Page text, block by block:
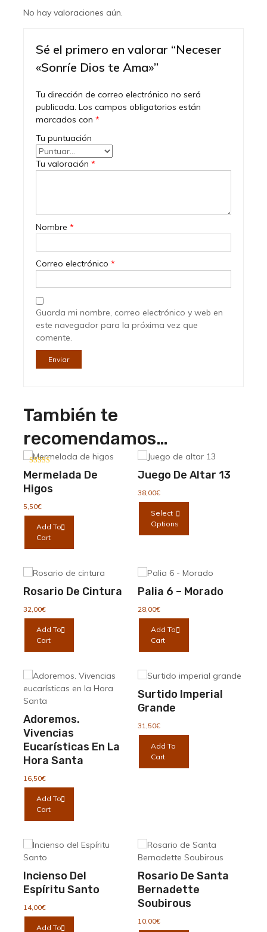
No hay valoraciones aún.
Sé el primero en valorar “Neceser
«Sonríe Dios te Ama»”
Tu dirección de correo electrónico no será
publicada. Los campos obligatorios están
marcados con *
Tu puntuación
Tu valoración *
Nombre *
Correo electrónico *
Guarda mi nombre, correo electrónico y web en
este navegador para la próxima vez que
comente.
También te
recomendamos…
Mermelada De
Higos
Valorado con
5.00
de 5
5,50€
Add To
Cart
Juego De Altar 13
38,00€
Select
Options
Las
se
producto
Rosario De Cintura
32,00€
Add To
Cart
Palia 6 – Morado
28,00€
Add To
Cart
Adoremos.
Vivencias
Eucarísticas En La
Hora Santa
16,50€
Add To
Cart
Surtido Imperial
Grande
31,50€
Add To
Cart
Incienso Del
Espíritu Santo
14,00€
Add To
Rosario De Santa
Bernadette
Soubirous
10,00€